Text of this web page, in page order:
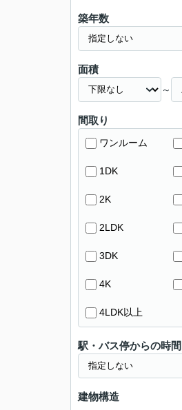
築年数
面積
～
間取り
ワンルーム
1DK
2K
2LDK
3DK
4K
4LDK以上
駅・バス停からの時間
建物構造